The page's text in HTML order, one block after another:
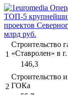
ТОП-5
проектов
млрд руб.
1
Строительство
«Ставролен» в
146,3
2
Строительство
ГОКа